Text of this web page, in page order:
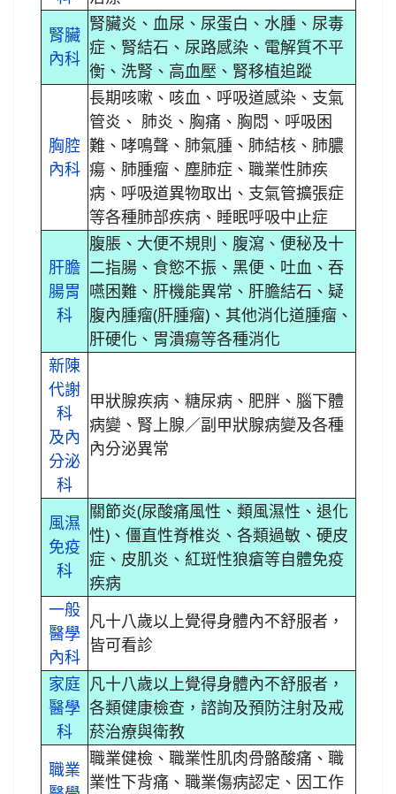
腎臟
內科
腎臟炎、血尿、尿蛋白、水腫、尿毒
症、腎結石、尿路感染、電解質不平
衡、洗腎、高血壓、腎移植追蹤
胸腔
內科
長期咳嗽、咳血、呼吸道感染、支氣
管炎、 肺炎、胸痛、胸悶、呼吸困
難、哮鳴聲、肺氣腫、肺結核、肺膿
瘍、肺腫瘤、塵肺症、職業性肺疾
病、呼吸道異物取出、支氣管擴張症
等各種肺部疾病、睡眠呼吸中止症
肝膽
腸胃
科
腹脹、大便不規則、腹瀉、便秘及十
二指腸、食慾不振、黑便、吐血、吞
嚥困難、肝機能異常、肝膽結石、疑
腹內腫瘤(肝腫瘤)、其他消化道腫瘤、
肝硬化、胃潰瘍等各種消化
新陳
代謝
科
及內
分泌
科
甲狀腺疾病、糖尿病、肥胖、腦下體
病變、腎上腺／副甲狀腺病變及各種
內分泌異常
風濕
免疫
科
關節炎(尿酸痛風性、類風濕性、退化
性)、僵直性脊椎炎、各類過敏、硬皮
症、皮肌炎、紅斑性狼瘡等自體免疫
疾病
一般
醫學
內科
凡十八歲以上覺得身體內不舒服者，
皆可看診
家庭
醫學
科
凡十八歲以上覺得身體內不舒服者，
各類健康檢查，諮詢及預防注射及戒
菸治療與衛教
職業
職業健檢、職業性肌肉骨骼酸痛、職
業性下背痛、職業傷病認定、因工作